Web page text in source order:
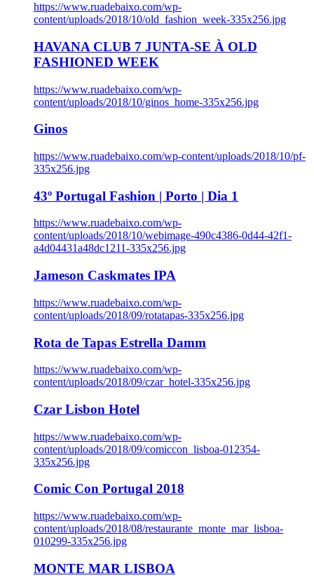
https://www.ruadebaixo.com/wp-
content/uploads/2018/10/old_fashion_week-335x256.jpg
HAVANA CLUB 7 JUNTA-SE À OLD
FASHIONED WEEK
https://www.ruadebaixo.com/wp-
content/uploads/2018/10/ginos_home-335x256.jpg
Ginos
https://www.ruadebaixo.com/wp-content/uploads/2018/10/pf-
335x256.jpg
43º Portugal Fashion | Porto | Dia 1
https://www.ruadebaixo.com/wp-
content/uploads/2018/10/webimage-490c4386-0d44-42f1-
a4d04431a48dc1211-335x256.jpg
Jameson Caskmates IPA
https://www.ruadebaixo.com/wp-
content/uploads/2018/09/rotatapas-335x256.jpg
Rota de Tapas Estrella Damm
https://www.ruadebaixo.com/wp-
content/uploads/2018/09/czar_hotel-335x256.jpg
Czar Lisbon Hotel
https://www.ruadebaixo.com/wp-
content/uploads/2018/09/comiccon_lisboa-012354-
335x256.jpg
Comic Con Portugal 2018
https://www.ruadebaixo.com/wp-
content/uploads/2018/08/restaurante_monte_mar_lisboa-
010299-335x256.jpg
MONTE MAR LISBOA